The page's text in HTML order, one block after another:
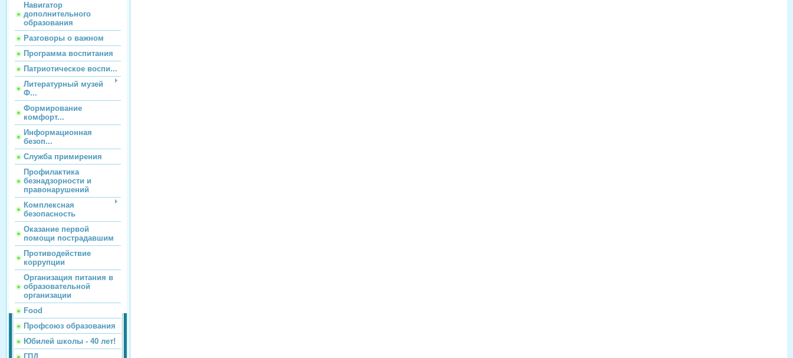
Навигатор
дополнительного
образования
Разговоры о важном
Программа воспитания
Патриотическое воспи...
Литературный музей
Ф...
Формирование
комфорт...
Информационная
безоп...
Служба примирения
Профилактика
безнадзорности и
правонарушений
Комплексная
безопасность
Оказание первой
помощи пострадавшим
Противодействие
коррупции
Организация питания в
образовательной
организации
Food
Профсоюз образования
Юбилей школы - 40 лет!